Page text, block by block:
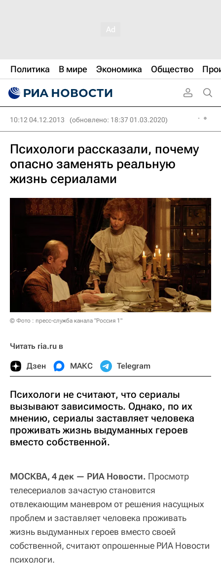
Политика В мире Экономика Общество
10:12 04.12.2013 (обновлено: 18:37 01.03.2020)
Психологи рассказали, почему
опасно заменять реальную
жизнь сериалами
© Фото : пресс-служба канала "Россия 1"
Читать ria.ru в
Дзен МАКС Telegram
Психологи не считают, что сериалы
вызывают зависимость. Однако, по их
мнению, сериалы заставляет человека
проживать жизнь выдуманных героев
вместо собственной.
МОСКВА, 4 дек — РИА Новости. Просмотр
телесериалов зачастую становится
отвлекающим маневром от решения насущных
проблем и заставляет человека проживать
жизнь выдуманных героев вместо своей
собственной, считают опрошенные РИА Новости
психологи.